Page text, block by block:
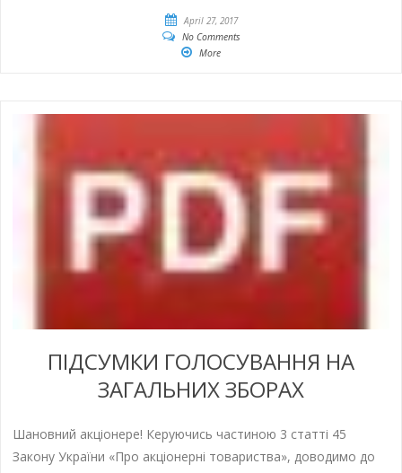
April 27, 2017
No Comments
More
ПІДСУМКИ ГОЛОСУВАННЯ НА
ЗАГАЛЬНИХ ЗБОРАХ
Шановний акціонере! Керуючись частиною 3 статті 45
Закону України «Про акціонерні товариства», доводимо до